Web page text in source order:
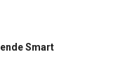
Smart